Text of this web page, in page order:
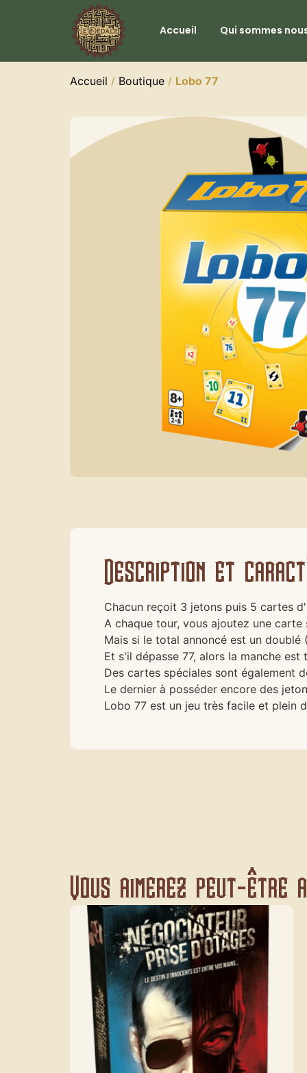
Accueil Qui sommes
Accueil / Boutique / Lobo 77
Description et
Chacun reçoit 3 jetons puis 5 cartes
A chaque tour, vous ajoutez une
Mais si le total annoncé est un doublé
Et s'il dépasse 77, alors la manche est
Des cartes spéciales sont également
Le dernier à posséder encore des
Lobo 77 est un jeu très facile et plein
Vous aimerez peut-être